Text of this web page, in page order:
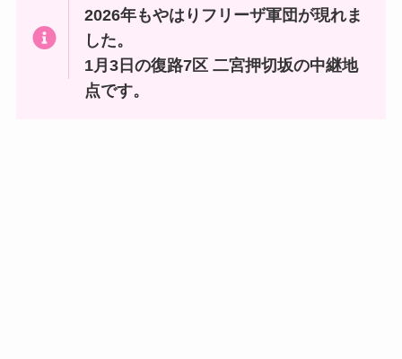
2026年もやはりフリーザ軍団が現れま
した。
1月3日の復路7区 二宮押切坂の中継地
点です。